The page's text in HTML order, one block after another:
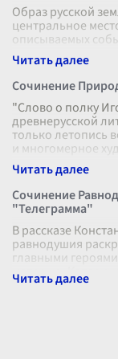
Образ русской
центральное
описываемых
воплощением
Сочинение
"Слово о полку
древнерусской
только летопись
и многомерное
Сочинение
"Телеграмма"
В рассказе
равнодушия
главными
матерью,